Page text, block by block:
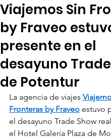
Viajemos Sin
by Fraveo
presente en el
desayuno
de Potentur
La agencia de viajes
Fronteras by Fraveo estuvo
el desayuno Trade Show
el Hotel Galería Plaza de